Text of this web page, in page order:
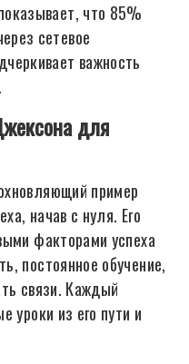
что 85%
сетевое
важность
для
пример
начав с нуля. Его
факторами успеха
постоянное обучение,
связи. Каждый
уроки из его пути и